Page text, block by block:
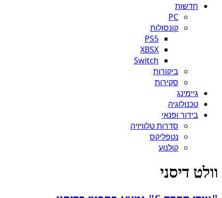
חדשות
PC
קונסולות
PS5
XBSX
Switch
ביקורות
סקירות
גיימינג
טכנולוגיה
בידור ופנאי
סדרות טלוויזיה
נטפליקס
קולנוע
וולט דיסני